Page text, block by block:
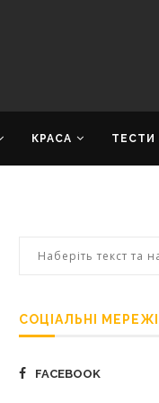
КРАСА ТЕСТИ
СОЦІАЛЬНІ МЕРЕЖІ
FACEBOOK